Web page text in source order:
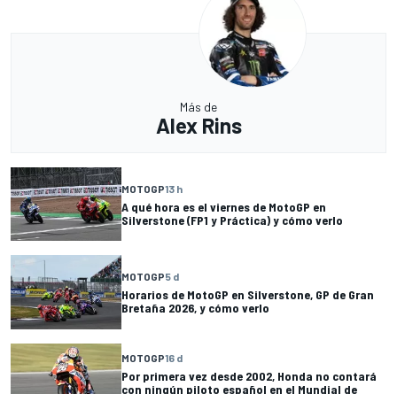
Más de
Alex Rins
MOTOGP13 h
A qué hora es el viernes de MotoGP en
Silverstone (FP1 y Práctica) y cómo verlo
MOTOGP5 d
Horarios de MotoGP en Silverstone, GP de Gran
Bretaña 2026, y cómo verlo
MOTOGP16 d
Por primera vez desde 2002, Honda no contará
con ningún piloto español en el Mundial de